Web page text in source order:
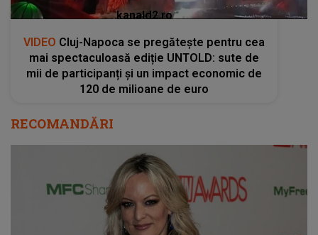
kanald2.ro
VIDEO Cluj-Napoca se pregătește pentru cea
mai spectaculoasă ediție UNTOLD: sute de
mii de participanți și un impact economic de
120 de milioane de euro
RECOMANDĂRI